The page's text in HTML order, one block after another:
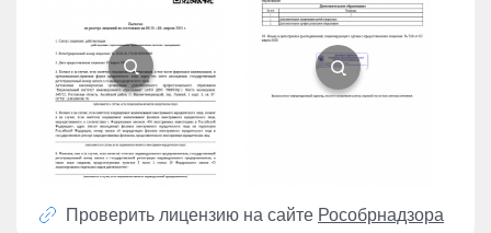
Проверить лицензию на сайте Рособрнадзора